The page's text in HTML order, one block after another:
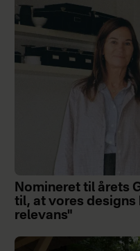
Nomineret til årets
til, at vores designs
relevans"